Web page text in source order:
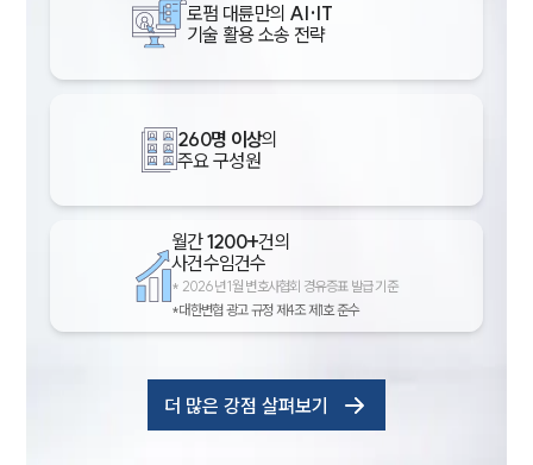
로펌 대륜만의 AI·IT
기술 활용 소송 전략
260명 이상의
주요 구성원
월간1200+건의
사건수임건수
* 2026년 1월 변호사협회 경유증표 발급 기준
*대한변협 광고 규정 제4조 제1호 준수
더 많은 강점 살펴보기